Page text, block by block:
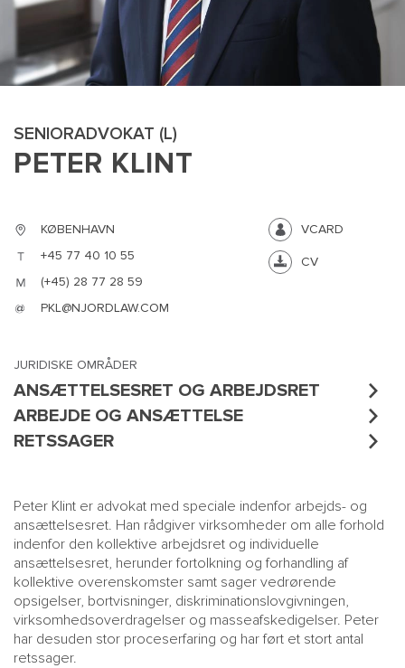
MENU
SMALL
HR
SENIORADVOKAT (L)
PETER KLINT
KØBENHAVN
+45 77 40 10 55
(+45) 28 77 28 59
PKL@NJORDLAW.COM
VCARD
CV
JURIDISKE OMRÅDER
ANSÆTTELSESRET OG ARBEJDSRET
ARBEJDE OG ANSÆTTELSE
RETSSAGER
Peter Klint er advokat med speciale indenfor arbejds- og
ansættelsesret. Han rådgiver virksomheder om alle forhold
indenfor den kollektive arbejdsret og individuelle
ansættelsesret, herunder fortolkning og forhandling af
kollektive overenskomster samt sager vedrørende
opsigelser, bortvisninger, diskriminationslovgivningen,
virksomhedsoverdragelser og masseafskedigelser. Peter
har desuden stor proceserfaring og har ført et stort antal
retssager.